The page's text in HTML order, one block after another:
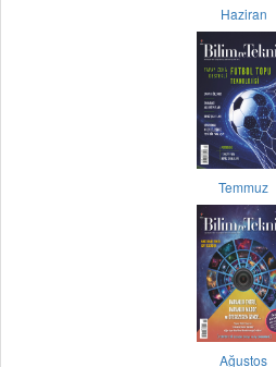
Haziran
Temmuz
Ağustos